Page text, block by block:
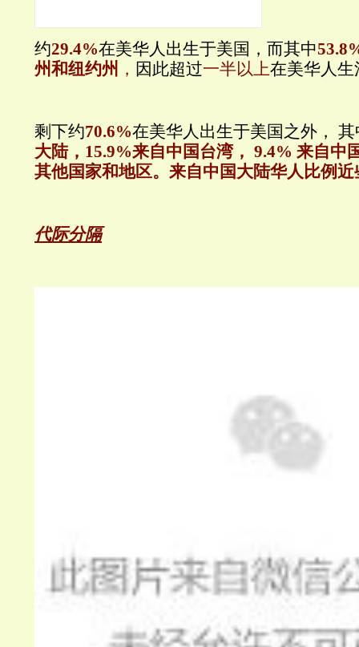
约29.4%在美华人出生于美国，而其中
州和纽约州 ， 因此超过一半以上在美华人生
剩下约70.6%在美华人出生于美国之外，
大陆，15.9%来自中国台湾， 9.4% 来自中
其他国家和地区。 来自中国大陆华人比例
代际分隔